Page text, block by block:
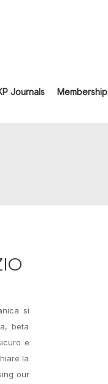
Journals Membership
si
beta
e
la
our